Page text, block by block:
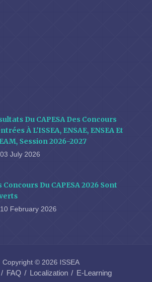
Du CAPESA Des Concours
À L'ISSEA, ENSAE, ENSEA Et
Session 2026-2027
03 July 2026
Concours Du CAPESA 2026 Sont
10 February 2026
Copyright © 2026 ISSEA
FAQ Localization E-Learning